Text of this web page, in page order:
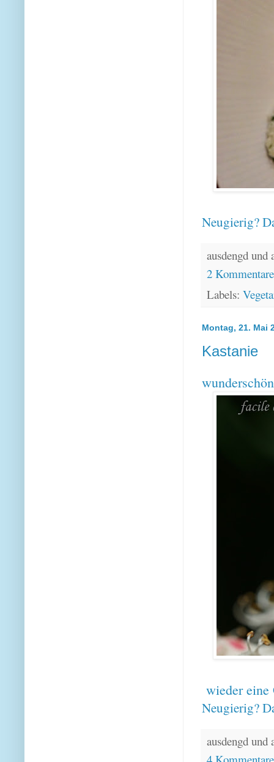
Neugierig?
ausdengd
2
Labels:
Montag, 21. Mai
Kastanie
wieder eine
Neugierig?
ausdengd